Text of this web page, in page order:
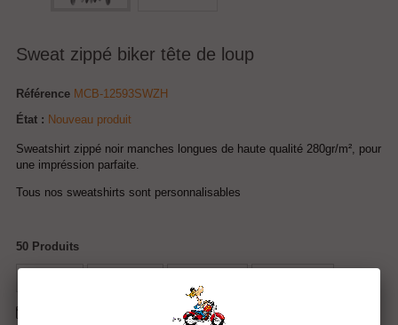
Sweat zippé biker tête de loup
Référence MCB-12593SWZH
État : Nouveau produit
Sweatshirt zippé noir manches longues de haute qualité 280gr/m², pour
une impréssion parfaite.
Tous nos sweatshirts sont personnalisables
50 Produits